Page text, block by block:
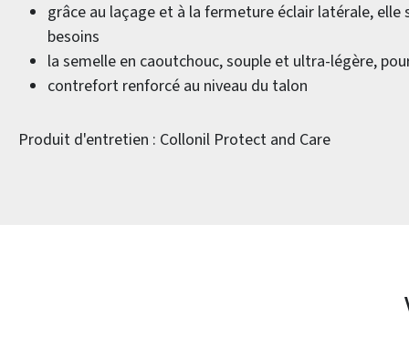
grâce au laçage et à la fermeture éclair latérale, elle
besoins
la semelle en caoutchouc, souple et ultra-légère,
contrefort renforcé au niveau du talon
Produit d'entretien : Collonil Protect and Care